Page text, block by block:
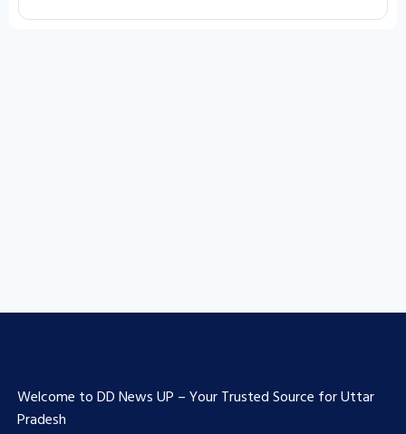
Welcome to DD News UP – Your Trusted Source for Uttar
Pradesh